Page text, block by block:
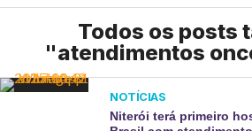
Todos os posts
"atendimentos
NOTÍCIAS
Niterói terá primeiro